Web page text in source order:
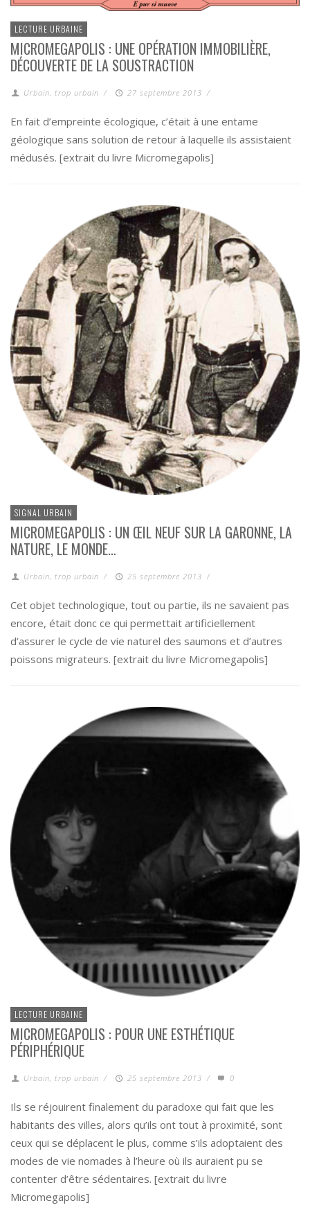
LECTURE URBAINE
MICROMEGAPOLIS : UNE OPÉRATION IMMOBILIÈRE,
DÉCOUVERTE DE LA SOUSTRACTION
Urbain, trop urbain / 27 septembre 2013 /
En fait d’empreinte écologique, c’était à une entame
géologique sans solution de retour à laquelle ils assistaient
médusés. [extrait du livre Micromegapolis]
SIGNAL URBAIN
MICROMEGAPOLIS : UN ŒIL NEUF SUR LA GARONNE, LA
NATURE, LE MONDE…
Urbain, trop urbain / 25 septembre 2013 /
Cet objet technologique, tout ou partie, ils ne savaient pas
encore, était donc ce qui permettait artificiellement
d’assurer le cycle de vie naturel des saumons et d’autres
poissons migrateurs. [extrait du livre Micromegapolis]
LECTURE URBAINE
MICROMEGAPOLIS : POUR UNE ESTHÉTIQUE
PÉRIPHÉRIQUE
Urbain, trop urbain / 25 septembre 2013 / 0
Ils se réjouirent finalement du paradoxe qui fait que les
habitants des villes, alors qu’ils ont tout à proximité, sont
ceux qui se déplacent le plus, comme s’ils adoptaient des
modes de vie nomades à l’heure où ils auraient pu se
contenter d’être sédentaires. [extrait du livre
Micromegapolis]